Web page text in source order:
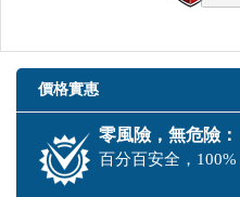
價格實惠
零風險，無危險：
百分百安全，100%